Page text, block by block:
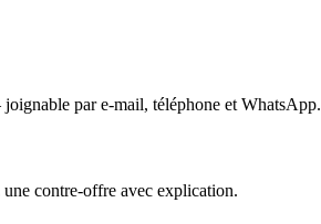
par e-mail, téléphone et WhatsApp.
contre-offre avec explication.